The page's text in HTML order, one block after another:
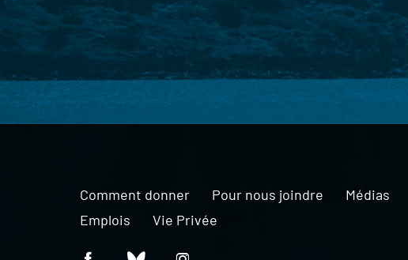
Comment donner Pour nous joindre
Médias
Emplois
Vie Privée